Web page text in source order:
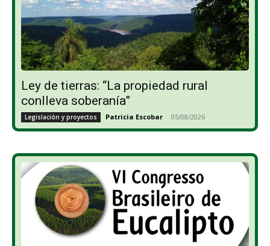
Ley de tierras: “La propiedad rural
conlleva soberanía”
Legislación y proyectos Patricia Escobar - 05/08/2026